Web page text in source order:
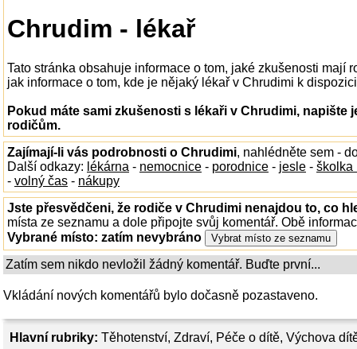
Hlavní rubriky: Těhotenství, Zdraví, Péče o dítě, Výchova
Chrudim - lékař
Tato stránka obsahuje informace o tom, jaké zkušenosti mají
jak informace o tom, kde je nějaký lékař v Chrudimi k
Pokud máte sami zkušenosti s lékaři v Chrudimi, napište
rodičům.
Zajímají-li vás podrobnosti o Chrudimi, nahlédněte sem -
Další odkazy: lékárna - nemocnice - porodnice - jesle - školka
- volný čas - nákupy
Jste přesvědčeni, že rodiče v Chrudimi nenajdou to, co
místa ze seznamu a dole připojte svůj komentář. Obě
Vybrané místo: zatím nevybráno
Zatím sem nikdo nevložil žádný komentář. Buďte první...
Vkládání nových komentářů bylo dočasně pozastaveno.